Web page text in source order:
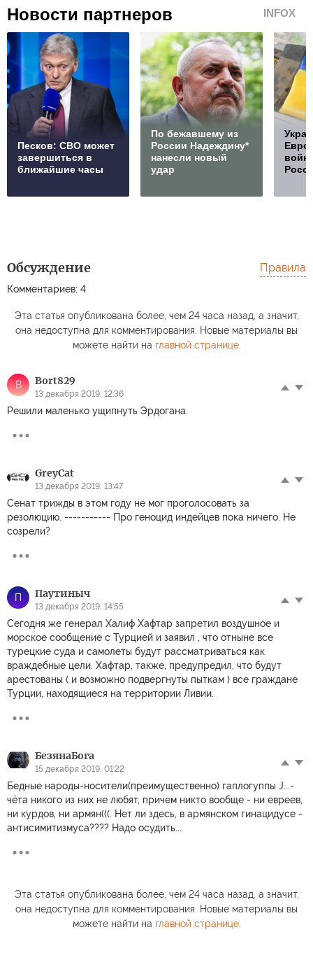
Новости партнеров INFOX
Песков: СВО может
завершиться в
ближайшие часы
По бежавшему из
России Надеждину*
нанесли новый
удар
Обсуждение
Комментариев: 4
Правила
Эта статья опубликована более, чем 24 часа назад, а значит,
она недоступна для комментирования. Новые материалы вы
можете найти на главной странице.
B Bort829
13 декабря 2019, 12:36
Решили маленько ущипнуть Эрдогана.
GreyCat
13 декабря 2019, 13:47
Сенат трижды в этом году не мог проголосовать за
резолюцию. ----------- Про геноцид индейцев пока ничего. Не
созрели?
П Паутиныч
13 декабря 2019, 14:55
Сегодня же генерал Халиф Хафтар запретил воздушное и
морское сообщение с Турцией и заявил , что отныне все
турецкие суда и самолеты будут рассматриваться как
враждебные цели. Хафтар, также, предупредил, что будут
арестованы ( и возможно подвергнуты пыткам ) все граждане
Турции, находящиеся на территории Ливии.
БезянаБога
15 декабря 2019, 01:22
Бедные народы-носители(преимущественно) гаплогуппы J...-
чёта никого из них не любят, причем никто вообще - ни евреев,
ни курдов, ни армян(((. Нет ли здесь, в армянском гинацидусе -
антисимитизмуса???? Надо осудить...
Эта статья опубликована более, чем 24 часа назад, а значит,
она недоступна для комментирования. Новые материалы вы
можете найти на главной странице.